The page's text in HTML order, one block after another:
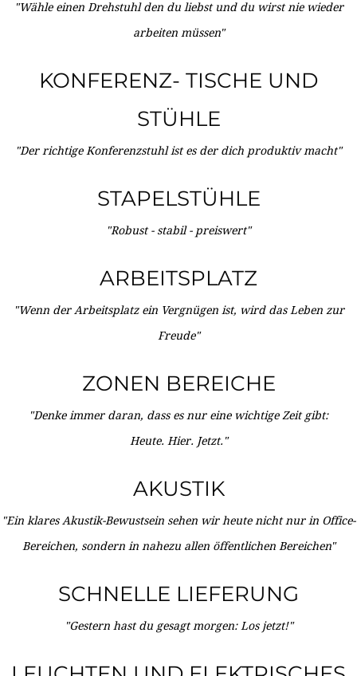
"Wähle einen Drehstuhl den du liebst und du wirst nie wieder
arbeiten müssen"
KONFERENZ- TISCHE UND
STÜHLE
"Der richtige Konferenzstuhl ist es der dich produktiv macht"
STAPELSTÜHLE
"Robust - stabil - preiswert"
ARBEITSPLATZ
"Wenn der Arbeitsplatz ein Vergnügen ist, wird das Leben zur
Freude"
ZONEN BEREICHE
"Denke immer daran, dass es nur eine wichtige Zeit gibt:
Heute. Hier. Jetzt."
AKUSTIK
"Ein klares Akustik-Bewustsein sehen wir heute nicht nur in Office-
Bereichen, sondern in nahezu allen öffentlichen Bereichen"
SCHNELLE LIEFERUNG
"Gestern hast du gesagt morgen: Los jetzt!"